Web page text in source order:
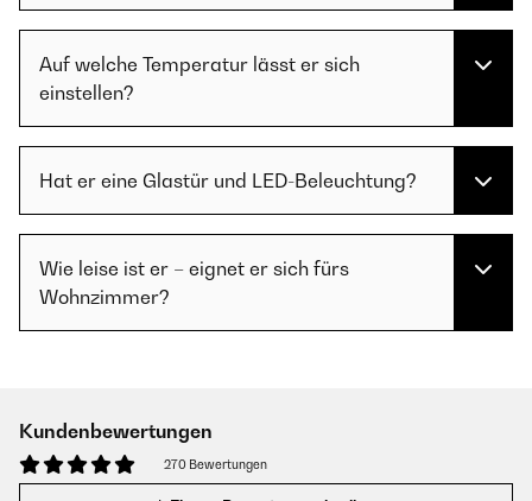
Auf welche Temperatur lässt er sich
einstellen?
Hat er eine Glastür und LED-Beleuchtung?
Wie leise ist er – eignet er sich fürs
Wohnzimmer?
Kundenbewertungen
270 Bewertungen